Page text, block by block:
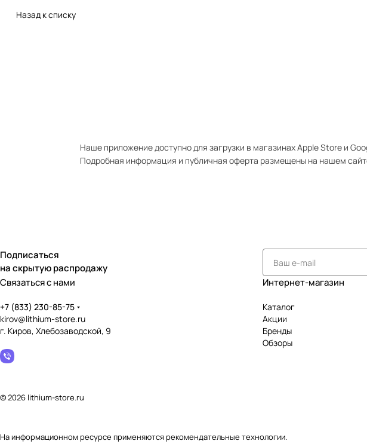
Назад к списку
Наше приложение доступно для загрузки в магазинах Apple Store и
Подробная информация и публичная оферта размещены на нашем
Подписаться
на скрытую распродажу
Связаться с нами
+7 (833) 230-85-75
kirov@lithium-store.ru
г. Киров, Хлебозаводской, 9
Интернет-магазин
Каталог
Акции
Бренды
Обзоры
© 2026 lithium-store.ru
На информационном ресурсе применяютсярекомендательные технологии.